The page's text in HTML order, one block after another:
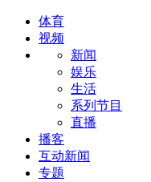
体育
视频
新闻
娱乐
生活
系列节目
直播
播客
互动新闻
专题